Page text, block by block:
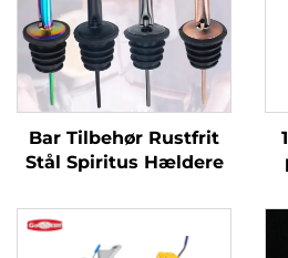
Bar Tilbehør Rustfrit
Stål Spiritus Hældere